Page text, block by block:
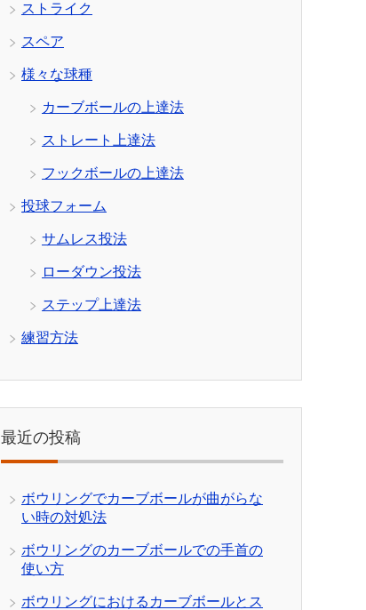
ストライク
スペア
様々な球種
カーブボールの上達法
ストレート上達法
フックボールの上達法
投球フォーム
サムレス投法
ローダウン投法
ステップ上達法
練習方法
最近の投稿
ボウリングでカーブボールが曲がらな
い時の対処法
ボウリングのカーブボールでの手首の
使い方
ボウリングにおけるカーブボールとス